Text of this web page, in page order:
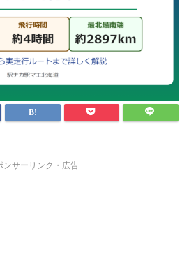
ンサーリンク・広告